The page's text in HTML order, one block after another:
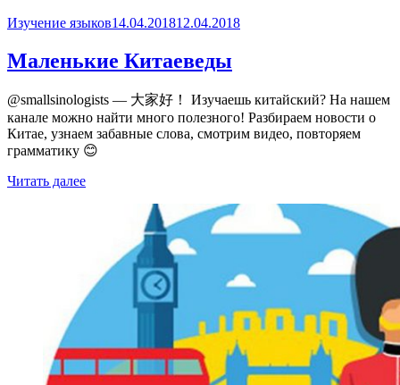
Изучение языковОпубликовано
14.04.201812.04.2018
Маленькие Китаеведы
@smallsinologists — 大家好！ Изучаешь китайский? На нашем
канале можно найти много полезного! Разбираем новости о
Китае, узнаем забавные слова, смотрим видео, повторяем
грамматику 😊
Читать далее